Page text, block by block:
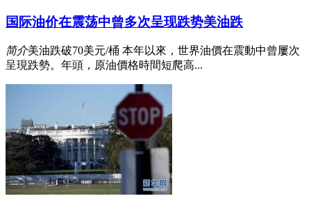
国际油价在震荡中曾多次呈现跌势美油跌
简介美油跌破70美元/桶 本年以來，世界油價在震動中曾屢次
呈現跌勢。年頭，原油價格時間短爬高...